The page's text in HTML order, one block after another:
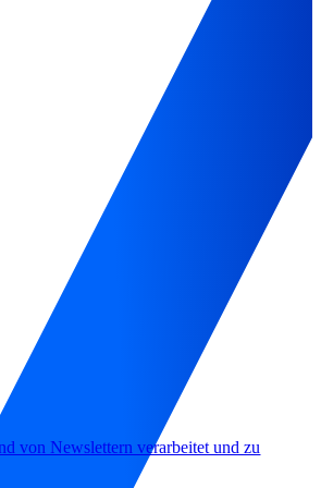
von Newslettern verarbeitet und zu